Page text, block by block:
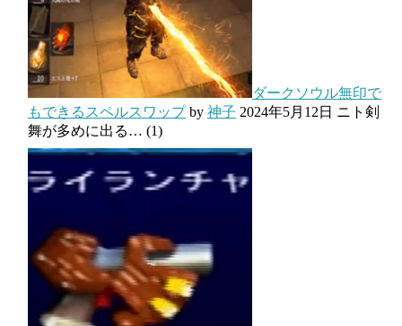
ダークソウル無印で
もできるスペルスワップby 神子 2024年5月12日 ニト剣
舞が多めに出る… (1)